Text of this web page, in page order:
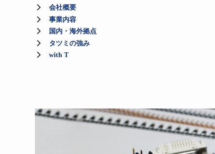
会社概要
事業内容
国内・海外拠点
タツミの強み
with T